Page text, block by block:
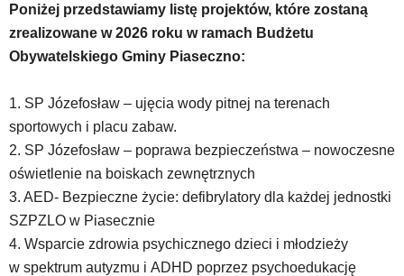
wideo
portalu
mapy
Google
Maps
osadzane
formie
ramek.
Elementy
te
Poniżej przedstawiamy listę projektów, które zostaną
zrealizowane w 2026 roku w ramach Budżetu
Obywatelskiego Gminy Piaseczno:
1. SP Józefosław – ujęcia wody pitnej na terenach
sportowych i placu zabaw.
2. SP Józefosław – poprawa bezpieczeństwa – nowoczesne
oświetlenie na boiskach zewnętrznych
3. AED- Bezpieczne życie: defibrylatory dla każdej jednostki
SZPZLO w Piasecznie
4. Wsparcie zdrowia psychicznego dzieci i młodzieży
w spektrum autyzmu i ADHD poprzez psychoedukację